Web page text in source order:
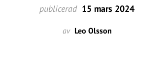
publicerad 15 mars 2024
av Leo Olsson